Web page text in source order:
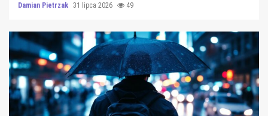
Damian Pietrzak 31 lipca 2026 49